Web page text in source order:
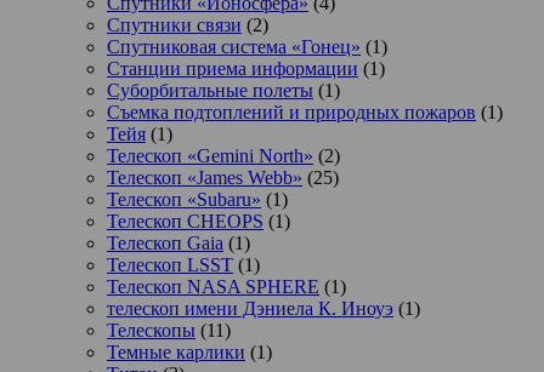
Спутники связи (2)
Спутниковая система «Гонец» (1)
Станции приема информации (1)
Суборбитальные полеты (1)
Съемка подтоплений и природных пожаров (1)
Тейя (1)
Телескоп «Gemini North» (2)
Телескоп «James Webb» (25)
Телескоп «Subaru» (1)
Телескоп CHEOPS (1)
Телескоп Gaia (1)
Телескоп LSST (1)
Телескоп NASA SPHERE (1)
телескоп имени Дэниела К. Иноуэ (1)
Телескопы (11)
Темные карлики (1)